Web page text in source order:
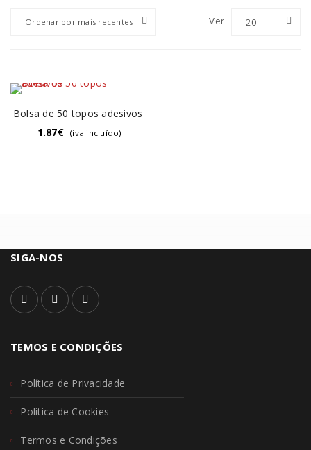
Ordenar por mais recentes Ver 20
Bolsa de 50 topos adesivos
1.87€ (iva incluído)
SIGA-NOS
TEMOS E CONDIÇÕES
Política de Privacidade
Política de Cookies
Termos e Condições